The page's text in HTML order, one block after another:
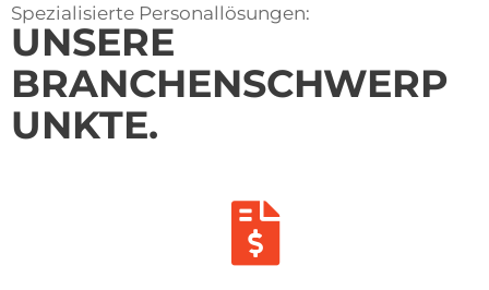
Spezialisierte Personallösungen:
UNSERE
BRANCHENSCHWERP
UNKTE.